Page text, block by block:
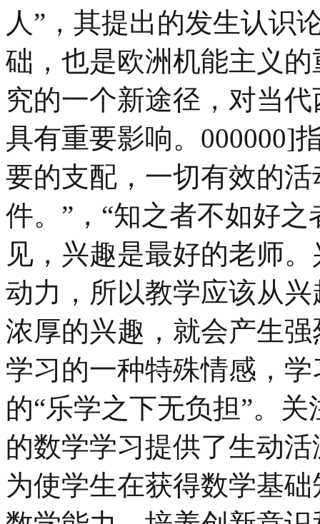
人”，其提出的发生认识
础，也是欧洲机能主义
究的一个新途径，对当
具有重要影响。000000]
要的支配，一切有效的
件。”，“知之者不如好
见，兴趣是最好的老师
动力，所以教学应该从
浓厚的兴趣，就会产生
学习的一种特殊情感，
的“乐学之下无负担”。
的数学学习提供了生动
为使学生在获得数学基